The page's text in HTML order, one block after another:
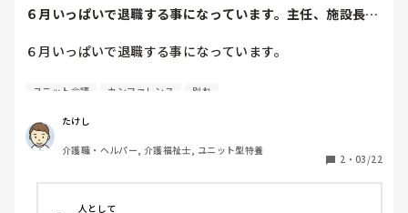
６月いっぱいで退職する事になっています。主任、施設長に
６月いっぱいで退職する事になっています。
主任、施設長には伝えてありますがユニットの職員にはまだ
先日のユニット会議にて、入居者様のデスカンファレンスが
あり、ターミナルケアて学んだこと入居者様との思い出をユ
あれほど嫌だったユニット会議の時間がとても優しい時間に
ユニット会議 カンファレンス 別れ
たけし
介護職・ヘルパー, 介護福祉士, ユニット型特養
2 ・ 03/22
人として